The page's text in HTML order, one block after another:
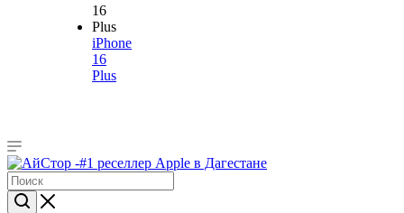
iPhone
16
Plus